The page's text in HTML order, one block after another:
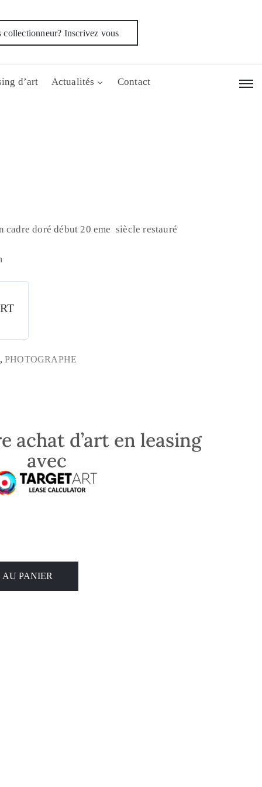
collectionneur? Inscrivez vous
d’art Actualités Contact
cadre doré début 20 eme siècle restauré
,PHOTOGRAPHE
achat d’art en leasing
avec
PANIER